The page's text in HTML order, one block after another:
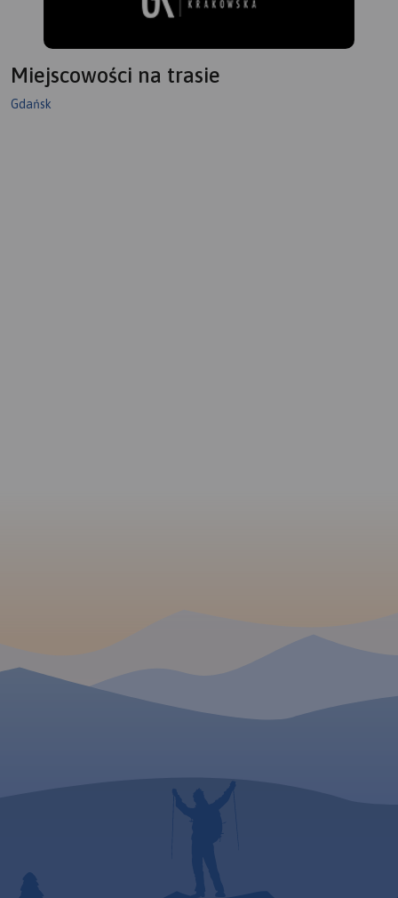
Miejscowości na trasie
Gdańsk